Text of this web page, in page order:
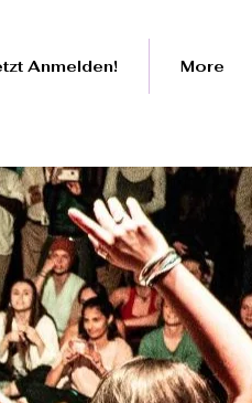
Anmelden! More